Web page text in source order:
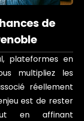
de
plateformes en
multipliez les
réellement
est de rester
en affinant